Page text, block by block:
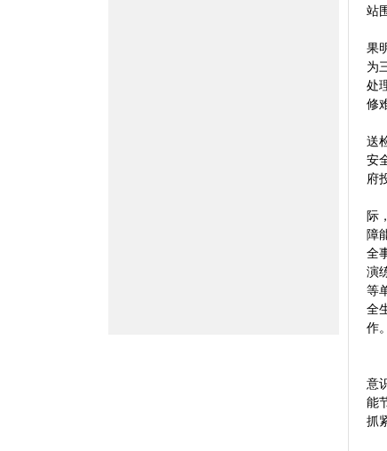
站
2
果
为
处
修
3
送
安
府
4
际
障
全
演
等
全
作。
意
能
抓
1